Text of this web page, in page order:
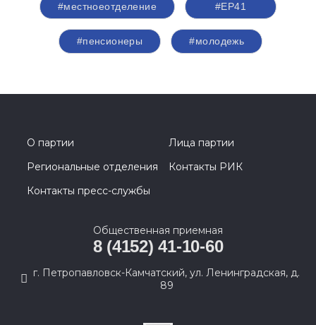
#местноеотделение #ЕР41
#пенсионеры #молодежь
О партии
Лица партии
Региональные отделения
Контакты РИК
Контакты пресс-службы
Общественная приемная
8 (4152) 41-10-60
г. Петропавловск-Камчатский, ул. Ленинградская, д.
89